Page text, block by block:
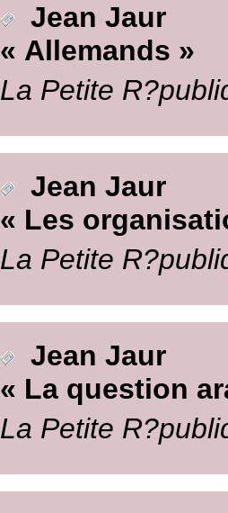
Jean Jaur
« Allemands »
La Petite
Jean Jaur
« Les
La Petite
Jean Jaur
« La question
La Petite